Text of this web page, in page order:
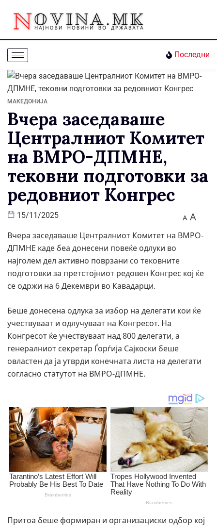
Последни
МАКЕДОНИЈА
Вчера заседаваше
Централниот Комитет
на ВМРО-ДПМНЕ,
тековни подготовки за
редовниот Конгрес
15/11/2025 A A
Вчера заседаваше Централниот Комитет на ВМРО-
ДПМНЕ каде беа донесени повеќе одлуки во
најголем дел активно поврзани со тековните
подготовки за претстојниот редовен Конгрес кој ќе
се одржи на 6 Декември во Кавадарци.
Беше донесена одлука за избор на делегати кои ќе
учествуваат и одлучуваат на Конгресот. На
Конгресот ќе учествуваат над 800 делегати, а
генералниот секретар Ѓорѓија Сајкоски беше
овластен да ја утврди конечната листа на делегати
согласно статутот на ВМРО-ДПМНЕ.
Притоа беше формиран и организациски одбор кој